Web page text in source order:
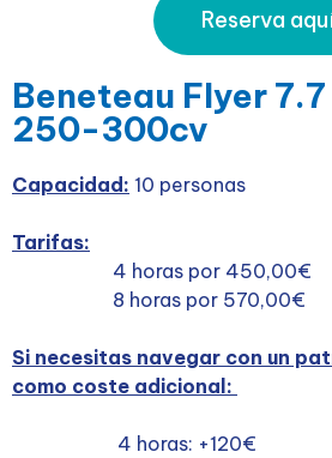
Reserva
Beneteau Flyer
250-300cv
Capacidad: 10 personas
Tarifas:
4 horas por 450,00€
8 horas por 570,00€
Si necesitas navegar con un
como coste adicional:
4 horas: +120€